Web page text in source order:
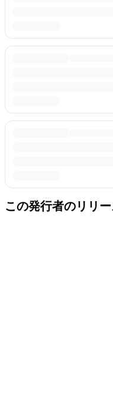
この発行者のリリ